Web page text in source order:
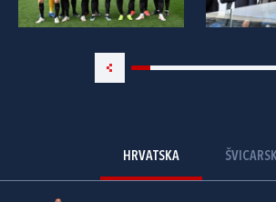
HRVATSKA